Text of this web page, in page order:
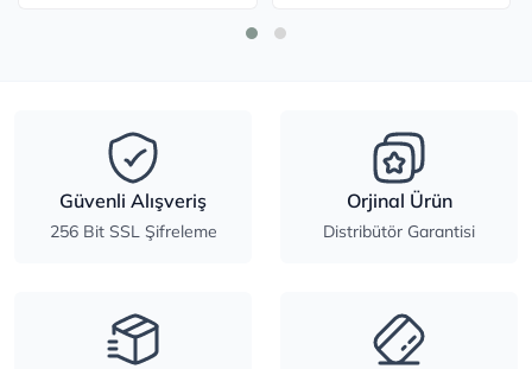
Güvenli Alışveriş
256 Bit SSL Şifreleme
Orjinal Ürün
Distribütör Garantisi